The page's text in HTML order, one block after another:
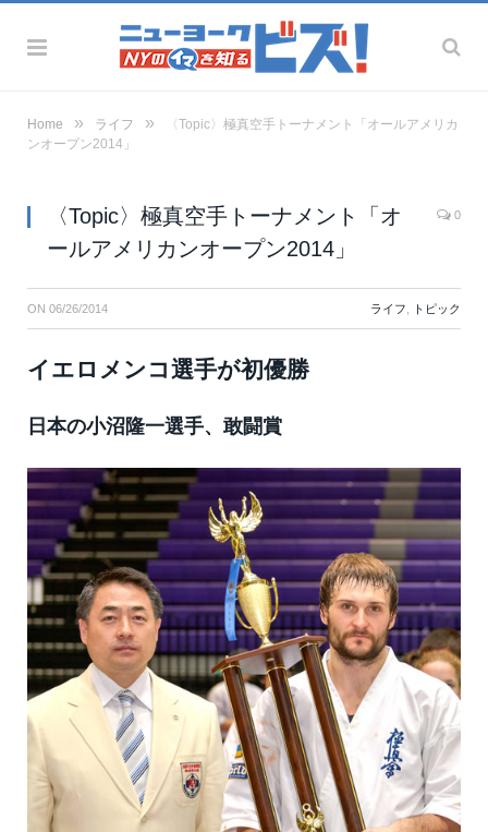
Home » ライフ »
〈Topic〉極真空手トーナメント「オールアメリカ
ンオープン2014」
〈Topic〉極真空手トーナメント「オ
ールアメリカンオープン2014」
0
ON 06/26/2014 ライフ トピック
イエロメンコ選手が初優勝
日本の小沼隆一選手、敢闘賞